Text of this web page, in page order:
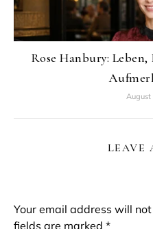
Rose Hanbury:
LEAVE
Your email address will
fields are marked *